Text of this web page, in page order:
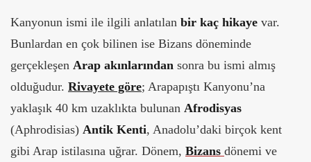
Kanyonun ismi ile ilgili anlatılan bir kaç hikaye var.
Bunlardan en çok bilinen ise Bizans döneminde
gerçekleşen Arap akınlarından sonra bu ismi almış
olduğudur. Rivayete göre; Arapapıştı Kanyonu’na
yaklaşık 40 km uzaklıkta bulunan Afrodisyas
(Aphrodisias) Antik Kenti, Anadolu’daki birçok kent
gibi Arap istilasına uğrar. Dönem, Bizans dönemi ve